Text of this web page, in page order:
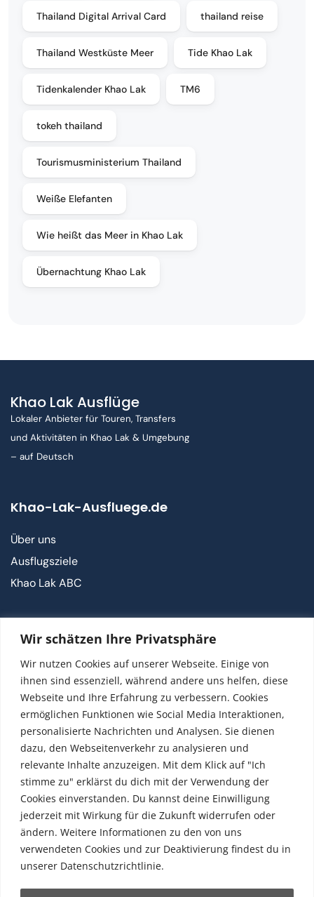
Wir schätzen Ihre Privatsphäre
Wir nutzen Cookies auf unserer Webseite. Einige von
ihnen sind essenziell, während andere uns helfen, diese
Webseite und Ihre Erfahrung zu verbessern. Cookies
ermöglichen Funktionen wie Social Media Interaktionen,
personalisierte Nachrichten und Analysen. Sie dienen
dazu, den Webseitenverkehr zu analysieren und
relevante Inhalte anzuzeigen. Mit dem Klick auf "Ich
stimme zu" erklärst du dich mit der Verwendung der
Cookies einverstanden. Du kannst deine Einwilligung
jederzeit mit Wirkung für die Zukunft widerrufen oder
ändern. Weitere Informationen zu den von uns
verwendeten Cookies und zur Deaktivierung findest du in
unserer Datenschutzrichtlinie.
Thailand Digital Arrival Card thailand reise
Thailand Westküste Meer Tide Khao Lak
Tidenkalender Khao Lak TM6
tokeh thailand
Tourismusministerium Thailand
Weiße Elefanten
Wie heißt das Meer in Khao Lak
Übernachtung Khao Lak
Khao Lak Ausflüge
Lokaler Anbieter für Touren, Transfers
und Aktivitäten in Khao Lak & Umgebung
– auf Deutsch
Khao-Lak-Ausfluege.de
Über uns
Ausflugsziele
Khao Lak ABC
FAQ
Kontakt
Social
© Copyright Satoom 2005–2026 · TAT-Lizenz
34/03011
Impressum·Datenschutz